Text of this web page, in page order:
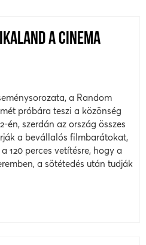
A CINEMA
a Random
próbára teszi a közönség
én, szerdán az ország összes
a bevállalós filmbarátokat,
120 perces vetítésre, hogy a
a sötétedés után tudják